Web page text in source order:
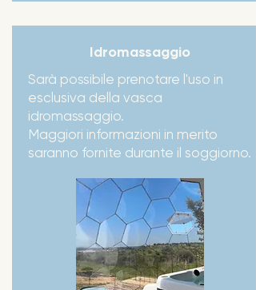
Idromassaggio
Sarà possibile prenotare l'uso in
esclusiva della vasca
idromassaggio.
Maggiori informazioni in merito
saranno fornite durante il soggiorno.